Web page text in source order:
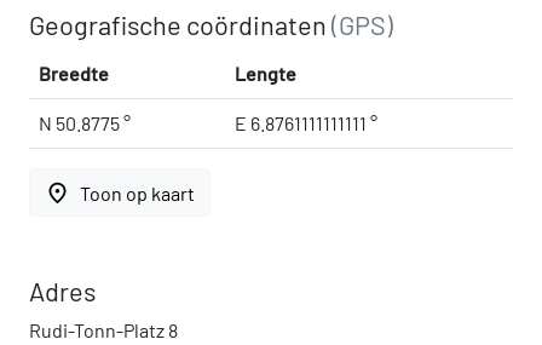
Geografische coördinaten(GPS)
Breedte Lengte
N 50.8775 ° E 6.8761111111111 °
place Toon op kaart
Adres
Rudi-Tonn-Platz 8